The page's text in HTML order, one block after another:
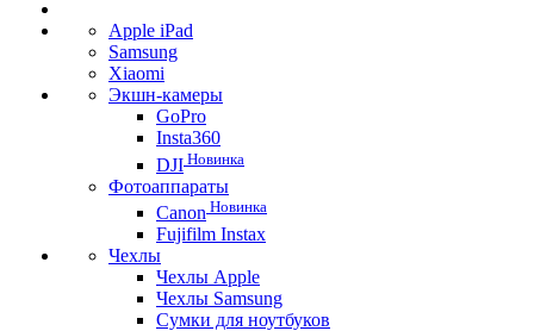
Apple iPad
Samsung
Xiaomi
Экшн-камеры
GoPro
Insta360
DJI Новинка
Фотоаппараты
Canon Новинка
Fujifilm Instax
Чехлы
Чехлы Apple
Чехлы Samsung
Сумки для ноутбуков